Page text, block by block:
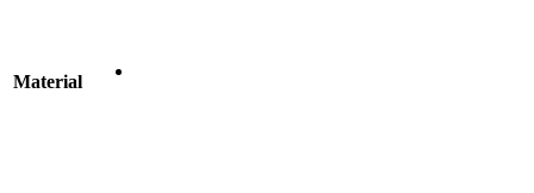
Material